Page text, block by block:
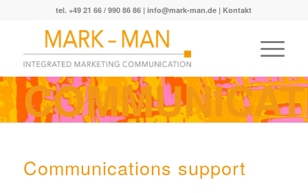
tel. +49 21 66 / 990 86 86 |info@mark-man.de | Kontakt
Communications support